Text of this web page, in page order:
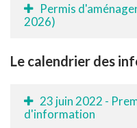
Permis
2026)
Le calendrier des
23 juin 2022 -
d'information